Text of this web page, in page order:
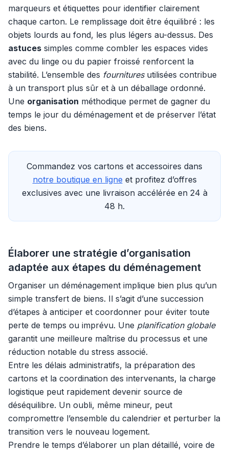
marqueurs et étiquettes pour identifier clairement
chaque carton. Le remplissage doit être équilibré : les
objets lourds au fond, les plus légers au-dessus. Des
astuces simples comme combler les espaces vides
avec du linge ou du papier froissé renforcent la
stabilité. L’ensemble des fournituresutilisées contribue
à un transport plus sûr et à un déballage ordonné.
Une organisation méthodique permet de gagner du
temps le jour du déménagement et de préserver l’état
des biens.
Commandez vos cartons et accessoires dans
notre boutique en ligne et profitez d’offres
exclusives avec une livraison accélérée en 24 à
48 h.
Élaborer une stratégie d’organisation
adaptée aux étapes du déménagement
Organiser un déménagement implique bien plus qu’un
simple transfert de biens. Il s’agit d’une succession
d’étapes à anticiper et coordonner pour éviter toute
perte de temps ou imprévu. Une planification globale
garantit une meilleure maîtrise du processus et une
réduction notable du stress associé.
Entre les délais administratifs, la préparation des
cartons et la coordination des intervenants, la charge
logistique peut rapidement devenir source de
déséquilibre. Un oubli, même mineur, peut
compromettre l’ensemble du calendrier et perturber la
transition vers le nouveau logement.
Prendre le temps d’élaborer un plan détaillé, voire de